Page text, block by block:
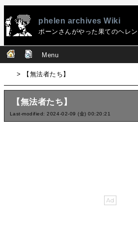
phelen archives Wiki
ポーンさんがやった果てのヘレン
Menu
> 【無法者たち】
【無法者たち】
Last-modified: 2024-02-09 (金) 00:20:21